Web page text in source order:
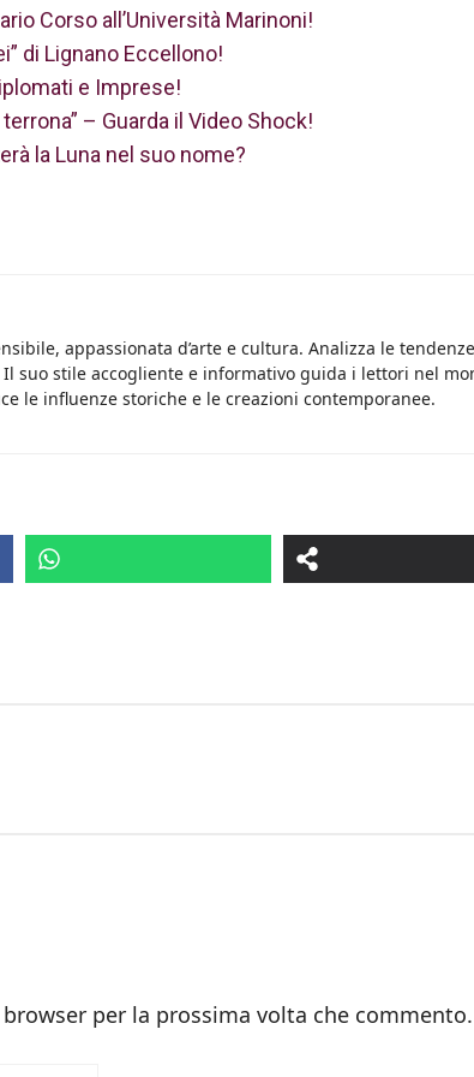
Corso all’Università Marinoni!
di Lignano Eccellono!
e Imprese!
– Guarda il Video Shock!
la Luna nel suo nome?
appassionata d’arte e cultura. Analizza le tendenze
suo stile accogliente e informativo guida i lettori nel
le influenze storiche e le creazioni contemporanee.
per la prossima volta che commento.